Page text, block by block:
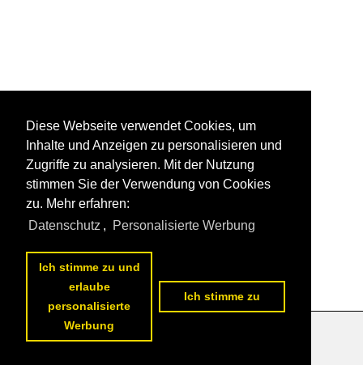
Datenschutzerklärung
Diese Webseite verwendet Cookies, um
Inhalte und Anzeigen zu personalisieren und
Zugriffe zu analysieren. Mit der Nutzung
stimmen Sie der Verwendung von Cookies
zu. Mehr erfahren:
Datenschutz , Personalisierte Werbung
Ich stimme zu und
erlaube
personalisierte
Werbung
Ich stimme zu